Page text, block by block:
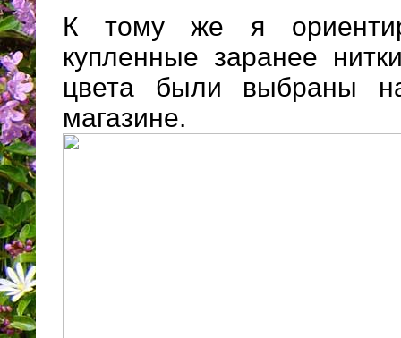
К тому же я
купленные заранее
цвета были выбраны
магазине.